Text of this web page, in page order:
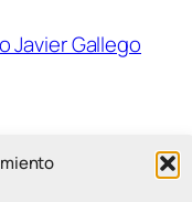
Javier Gallego